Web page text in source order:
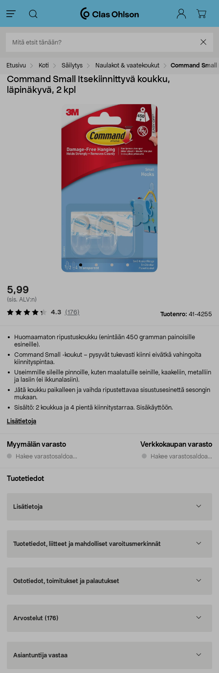
Etusivu Koti Säilytys Naulakot & vaatekoukut Command
Command Small Itsekiinnittyvä koukku,
läpinäkyvä, 2 kpl
5,99
(sis. ALV:n)
Tuotenro: 41-4255
4.3 (176)
Myymälän varasto
Hakee varastosaldoa...
Verkkokaupan varasto
Hakee varastosaldoa...
Huomaamaton ripustuskoukku (enintään 450 gramman painoisille
esineille).
Command Small -koukut – pysyvät tukevasti kiinni eivätkä vahingoita
kiinnityspintaa.
Useimmille sileille pinnoille, kuten maalatuille seinille, kaakeliin, metalliin
ja lasiin (ei ikkunalasiin).
Jätä koukku paikalleen ja vaihda ripustettavaa sisustusesinettä sesongin
mukaan.
Sisältö: 2 koukkua ja 4 pientä kiinnitystarraa. Sisäkäyttöön.
Lisätietoja
Tuotetiedot
Lisätietoja
Tuotetiedot, liitteet ja mahdolliset varoitusmerkinnät
Ostotiedot, toimitukset ja palautukset
Arvostelut (176)
Asiantuntija vastaa